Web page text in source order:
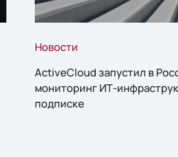
Новости
ActiveCloud запустил в
мониторинг ИТ-
подписке